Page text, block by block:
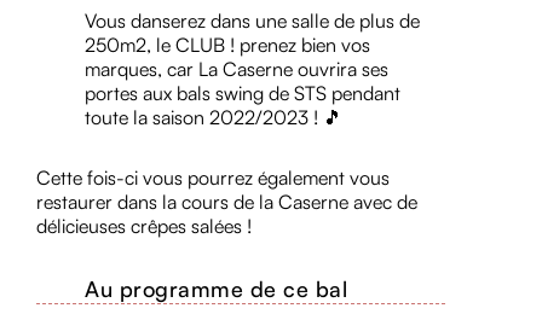
Vous danserez dans une salle de plus de
250m2, le CLUB ! prenez bien vos
marques, car La Caserne ouvrira ses
portes aux bals swing de STS pendant
toute la saison 2022/2023 ! 🎵
Cette fois-ci vous pourrez également vous
restaurer dans la cours de la Caserne avec de
délicieuses crêpes salées !
Au programme de ce bal